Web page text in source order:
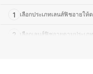
1 เลือกประเภทเลนส์ฟิชอายใ
2 เลือกเลนส์ฟิชอายตามประเภ